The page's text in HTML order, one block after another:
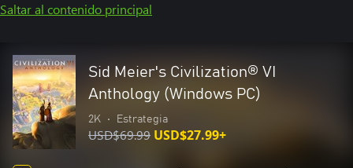
Saltar al contenido principal
Sid Meier's Civilization® VI
Anthology (Windows PC)
2K • Estrategia
USD$69.99 USD$27.99+